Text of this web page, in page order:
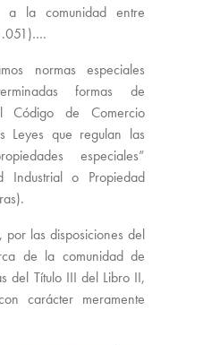
la comunidad entre
normas especiales
formas de
Código de Comercio
Leyes que regulan las
especiales”
Industrial o Propiedad
las disposiciones del
de la comunidad de
del Título III del Libro II,
carácter meramente